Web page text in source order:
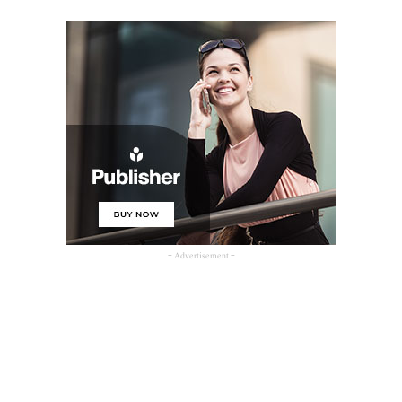
- Advertisement -